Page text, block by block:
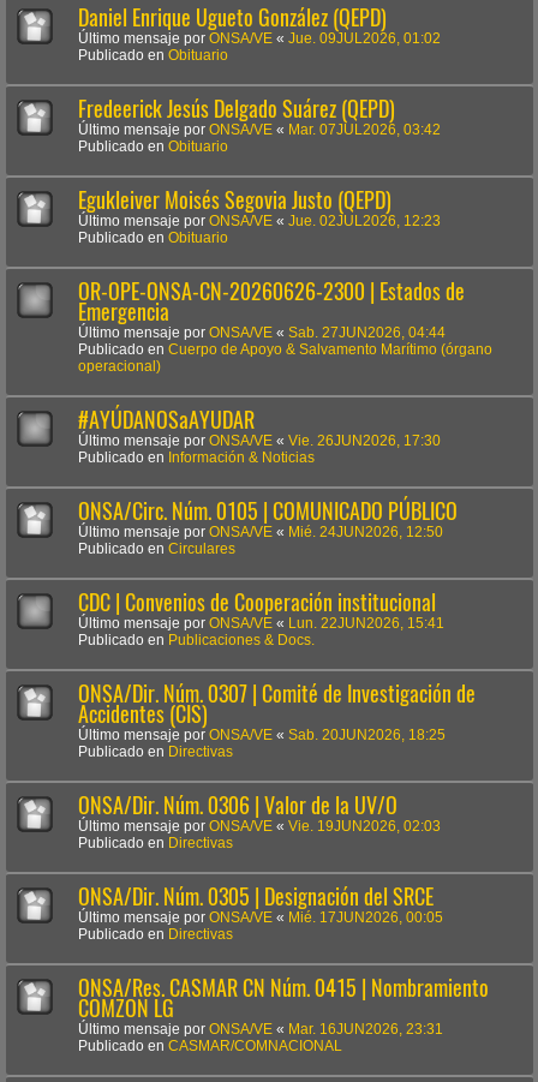
Daniel Enrique Ugueto González (QEPD)
Último mensaje por ONSA/VE « Jue. 09JUL2026, 01:02
Publicado en Obituario
Fredeerick Jesús Delgado Suárez (QEPD)
Último mensaje por ONSA/VE « Mar. 07JUL2026, 03:42
Publicado en Obituario
Egukleiver Moisés Segovia Justo (QEPD)
Último mensaje por ONSA/VE « Jue. 02JUL2026, 12:23
Publicado en Obituario
OR-OPE-ONSA-CN-20260626-2300 | Estados de
Emergencia
Último mensaje por ONSA/VE « Sab. 27JUN2026, 04:44
Publicado en Cuerpo de Apoyo & Salvamento Marítimo (órgano
operacional)
#AYÚDANOSaAYUDAR
Último mensaje por ONSA/VE « Vie. 26JUN2026, 17:30
Publicado en Información & Noticias
ONSA/Circ. Núm. 0105 | COMUNICADO PÚBLICO
Último mensaje por ONSA/VE « Mié. 24JUN2026, 12:50
Publicado en Circulares
CDC | Convenios de Cooperación institucional
Último mensaje por ONSA/VE «
Lun. 22JUN2026, 15:41
Publicado en Publicaciones & Docs.
ONSA/Dir. Núm. 0307 | Comité de Investigación de
Accidentes (CIS)
Último mensaje por ONSA/VE « Sab. 20JUN2026, 18:25
Publicado en Directivas
ONSA/Dir. Núm. 0306 | Valor de la UV/O
Último mensaje por ONSA/VE « Vie. 19JUN2026, 02:03
Publicado en Directivas
ONSA/Dir. Núm. 0305 | Designación del SRCE
Último mensaje por ONSA/VE « Mié. 17JUN2026, 00:05
Publicado en Directivas
ONSA/Res. CASMAR CN Núm. 0415 | Nombramiento
COMZON LG
Último mensaje por ONSA/VE « Mar. 16JUN2026, 23:31
Publicado en CASMAR/COMNACIONAL